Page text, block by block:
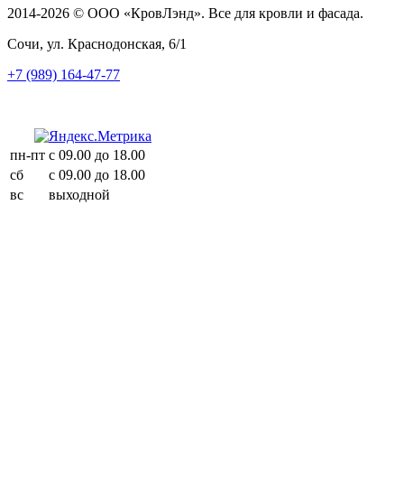
2014-2026 © ООО «КровЛэнд». Все для кровли и фасада.
Сочи, ул. Краснодонская, 6/1
+7 (989) 164-47-77
пн-пт с 09.00 до 18.00
сб
с 09.00 до 18.00
вс
выходной